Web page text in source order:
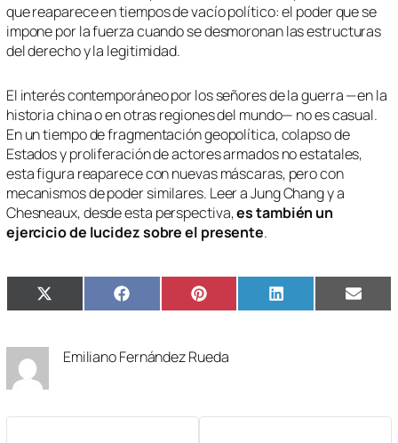
que reaparece en tiempos de vacío político: el poder que se
impone por la fuerza cuando se desmoronan las estructuras
del derecho y la legitimidad.
El interés contemporáneo por los señores de la guerra —en la
historia china o en otras regiones del mundo— no es casual.
En un tiempo de fragmentación geopolítica, colapso de
Estados y proliferación de actores armados no estatales,
esta figura reaparece con nuevas máscaras, pero con
mecanismos de poder similares. Leer a Jung Chang y a
Chesneaux, desde esta perspectiva,es también un
ejercicio de lucidez sobre el presente.
Compartir
en
X
(Twitter)
Compartir
en
Facebook Compartir
en
Pinterest Compartir
en
LinkedIn
en
Email
Emiliano Fernández Rueda